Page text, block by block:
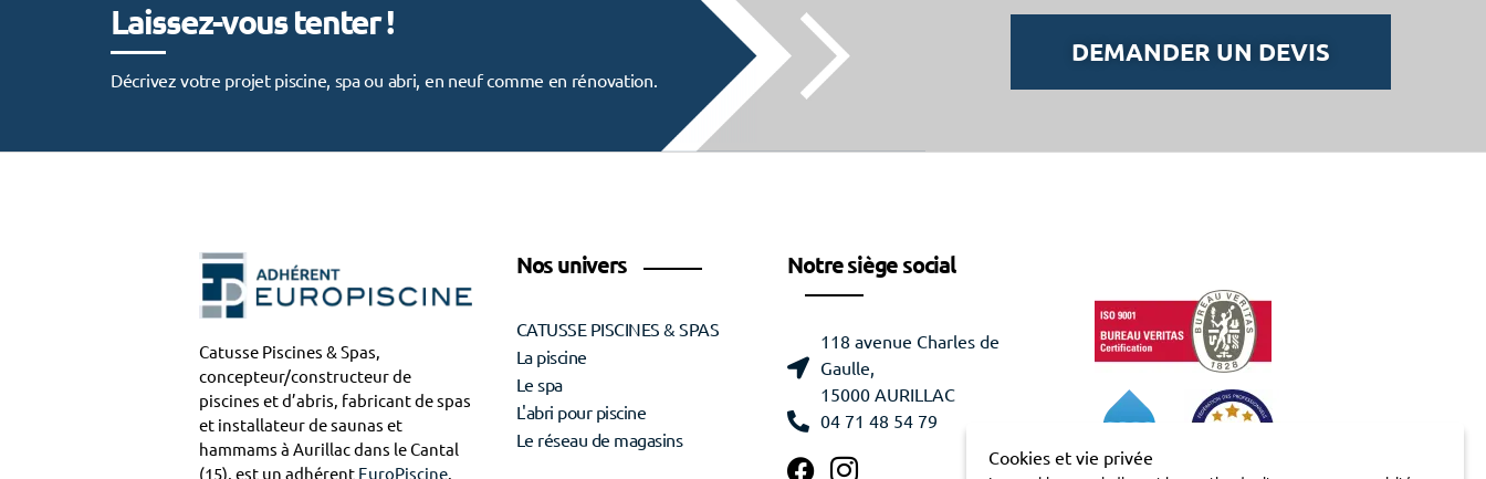
Laissez-vous tenter !
Décrivez votre projet piscine, spa ou abri, en neuf comme en rénovation.
DEMANDER UN DEVIS
Catusse Piscines & Spas,
concepteur/constructeur de
piscines et d’abris, fabricant de spas
et installateur de saunas et
hammams à Aurillac dans le Cantal
(15), est un adhérent EuroPiscine.
Nos univers
CATUSSE PISCINES & SPAS
La piscine
Le spa
L'abri pour piscine
Le réseau de magasins
Notre siège social
118 avenue Charles de
Gaulle,
15000 AURILLAC
04 71 48 54 79
Cookies et vie privée